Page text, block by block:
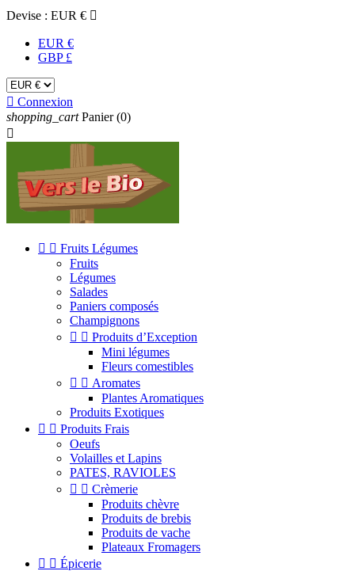
Devise : EUR € 
EUR €
GBP £
 Connexion
shopping_cart Panier (0)

  Fruits Légumes
Fruits
Légumes
Salades
Paniers composés
Champignons
  Produits d’Exception
Mini légumes
Fleurs comestibles
  Aromates
Plantes Aromatiques
Produits Exotiques
  Produits Frais
Oeufs
Volailles et Lapins
PATES, RAVIOLES
  Crèmerie
Produits chèvre
Produits de brebis
Produits de vache
Plateaux Fromagers
  Épicerie